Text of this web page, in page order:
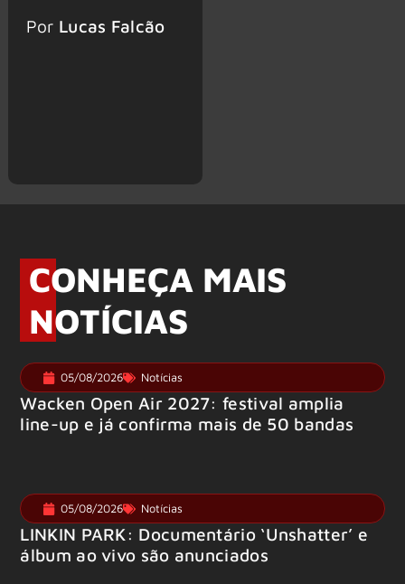
Por Lucas Falcão
CONHEÇA MAIS
NOTÍCIAS
05/08/2026 Notícias
Wacken Open Air 2027: festival amplia
line-up e já confirma mais de 50 bandas
05/08/2026 Notícias
LINKIN PARK: Documentário ‘Unshatter’ e
álbum ao vivo são anunciados